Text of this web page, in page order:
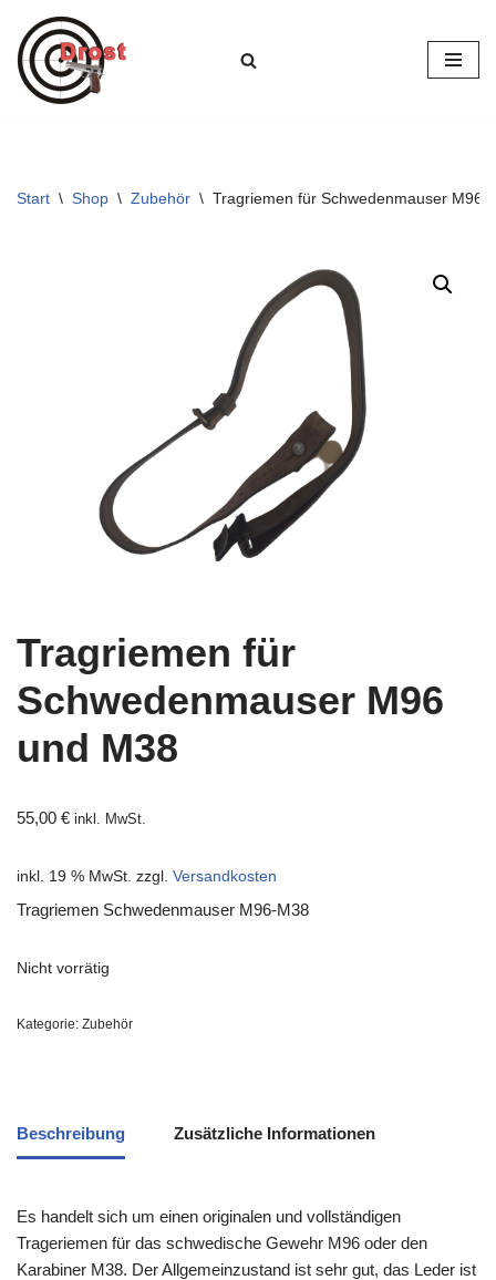
Zum
Inhalt
Start \ Shop \ Zubehör \ Tragriemen für Schwedenmauser M96
Tragriemen für
Schwedenmauser M96
und M38
55,00 € inkl. MwSt.
inkl. 19 % MwSt. zzgl. Versandkosten
Tragriemen Schwedenmauser M96-M38
Nicht vorrätig
Kategorie: Zubehör
Beschreibung Zusätzliche Informationen
Es handelt sich um einen originalen und vollständigen
Trageriemen für das schwedische Gewehr M96 oder den
Karabiner M38. Der Allgemeinzustand ist sehr gut, das Leder ist